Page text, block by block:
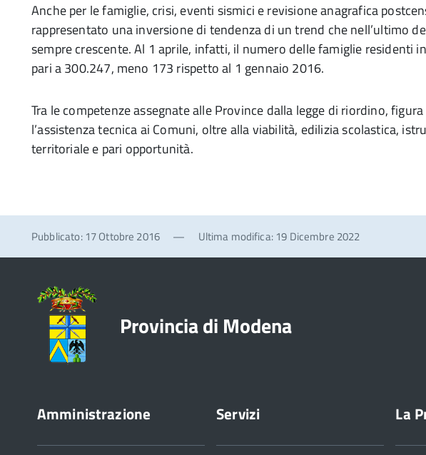
Anche per le famiglie, crisi, eventi sismici e revisione anagrafica
rappresentato una inversione di tendenza di un trend che nell’ultimo
sempre crescente. Al 1 aprile, infatti, il numero delle famiglie residenti
pari a 300.247, meno 173 rispetto al 1 gennaio 2016.
Tra le competenze assegnate alle Province dalla legge di riordino,
l’assistenza tecnica ai Comuni, oltre alla viabilità, edilizia scolastica,
territoriale e pari opportunità.
Pubblicato: 17 Ottobre 2016 — Ultima modifica: 19 Dicembre 2022
Provincia di Modena
Amministrazione Servizi La